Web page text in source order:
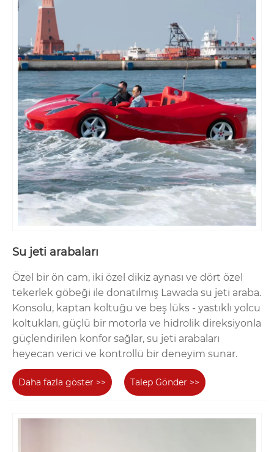
Su jeti arabaları
Özel bir ön cam, iki özel dikiz aynası ve dört özel
tekerlek göbeği ile donatılmış Lawada su jeti araba.
Konsolu, kaptan koltuğu ve beş lüks - yastıklı yolcu
koltukları, güçlü bir motorla ve hidrolik direksiyonla
güçlendirilen konfor sağlar, su jeti arabaları
heyecan verici ve kontrollü bir deneyim sunar.
Daha fazla göster >> Talep Gönder >>